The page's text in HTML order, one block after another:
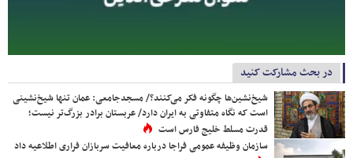
در بحث مشارکت کنید
شیخ‌نشین‌ها چگونه فکر می‌کنند؟/ مسجدجامعی: عمان تنها شیخ‌نشینی
است که نگاه متفاوتی به ایران دارد/ عربستان برادر بزرگ‌تر نیست؛
قدرت مسلط خلیج فارس است
سازمان وظیفه عمومی فراجا درباره معافیت سربازان فراری اطلاعیه داد